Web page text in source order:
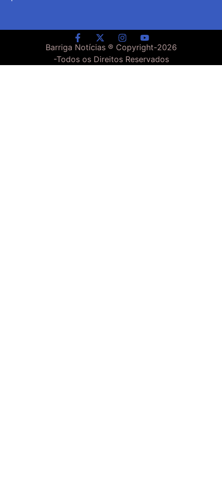
Barriga Notícias ® Copyright-2026
-Todos os Direitos Reservados